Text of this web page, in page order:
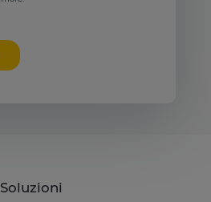
Soluzioni